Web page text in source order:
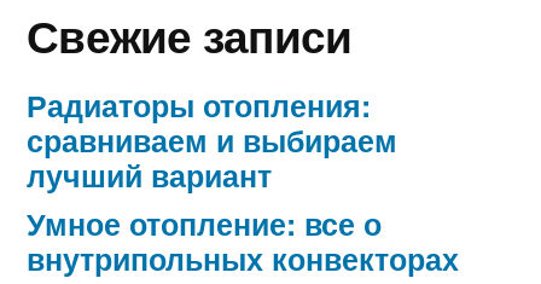
Свежие записи
Радиаторы отопления:
сравниваем и выбираем
лучший вариант
Умное отопление: все о
внутрипольных конвекторах